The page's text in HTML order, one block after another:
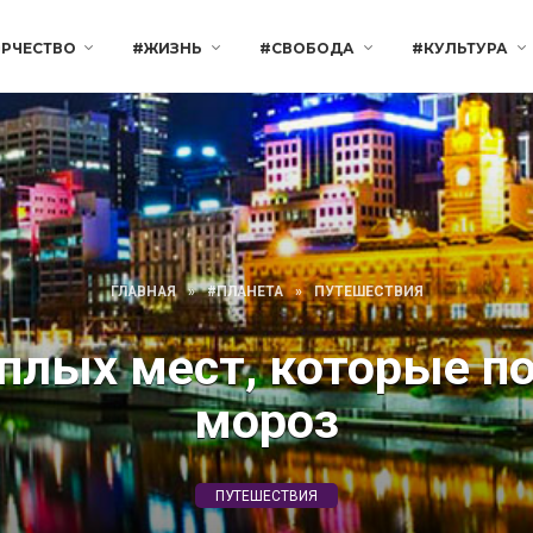
#ЖИЗНЬ #СВОБОДА #КУЛЬТУРА
ГЛАВНАЯ » #ПЛАНЕТА » ПУТЕШЕСТВИЯ
мест, которые
мороз
ПУТЕШЕСТВИЯ